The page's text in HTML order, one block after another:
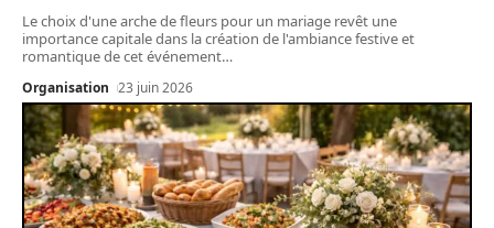
Le choix d'une arche de fleurs pour un mariage revêt une
importance capitale dans la création de l'ambiance festive et
romantique de cet événement…
Organisation 23 juin 2026